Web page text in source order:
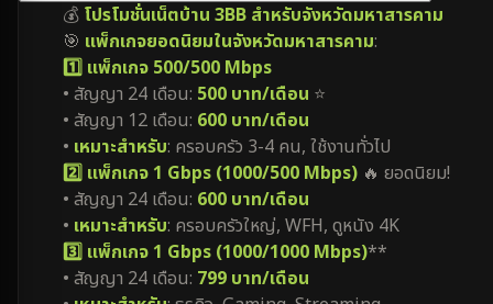
💰 โปรโมชั่นเน็ตบ้าน 3BB สำหรับจังหวัดมหาสารคาม
🎯 แพ็กเกจยอดนิยมในจังหวัดมหาสารคาม:
1️⃣ แพ็กเกจ 500/500 Mbps
• สัญญา 24 เดือน: 500 บาท/เดือน ⭐
• สัญญา 12 เดือน: 600 บาท/เดือน
• เหมาะสำหรับ: ครอบครัว 3-4 คน, ใช้งานทั่วไป
2️⃣ แพ็กเกจ 1 Gbps (1000/500 Mbps) 🔥 ยอดนิยม!
• สัญญา 24 เดือน: 600 บาท/เดือน
• เหมาะสำหรับ: ครอบครัวใหญ่, WFH, ดูหนัง 4K
3️⃣ แพ็กเกจ 1 Gbps (1000/1000 Mbps)**
• สัญญา 24 เดือน: 799 บาท/เดือน